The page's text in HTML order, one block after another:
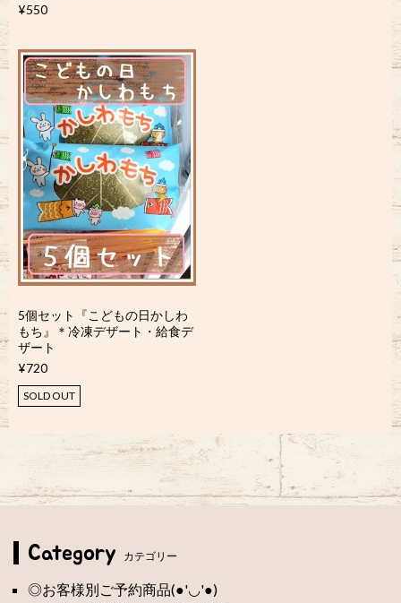
¥550
5個セット『こどもの日かしわ
もち』＊冷凍デザート・給食デ
ザート
¥720
SOLD OUT
Category カテゴリー
◎お客様別ご予約商品(●'◡'●)